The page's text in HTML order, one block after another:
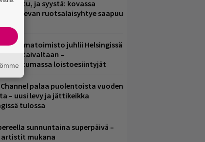
ja syystä: kovassa
olevan ruotsalaisyhtye saapuu
ohjelmatoimisto juhlii Helsingissä
taivaltaan –
loistoesiintyjät
palaa puolentoista vuoden
– uusi levy ja jättikeikka
tulossa
sunnuntaina superpäivä –
artistit mukana